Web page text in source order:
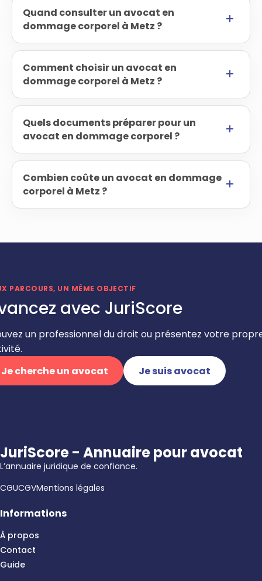
Quand consulter un avocat en
dommage corporel à Metz ?
Comment choisir un avocat en
dommage corporel à Metz ?
Quels documents préparer pour un
avocat en dommage corporel ?
Combien coûte un avocat en dommage
corporel à Metz ?
PARCOURS, UN MÊME OBJECTIF
avec JuriScore
un professionnel du droit ou présentez votre
Je cherche un avocat
Je suis avocat
JuriScore - Annuaire pour avocat
L’annuaire juridique de confiance.
CGUCGVMentions légales
Informations
À propos
Contact
Guide